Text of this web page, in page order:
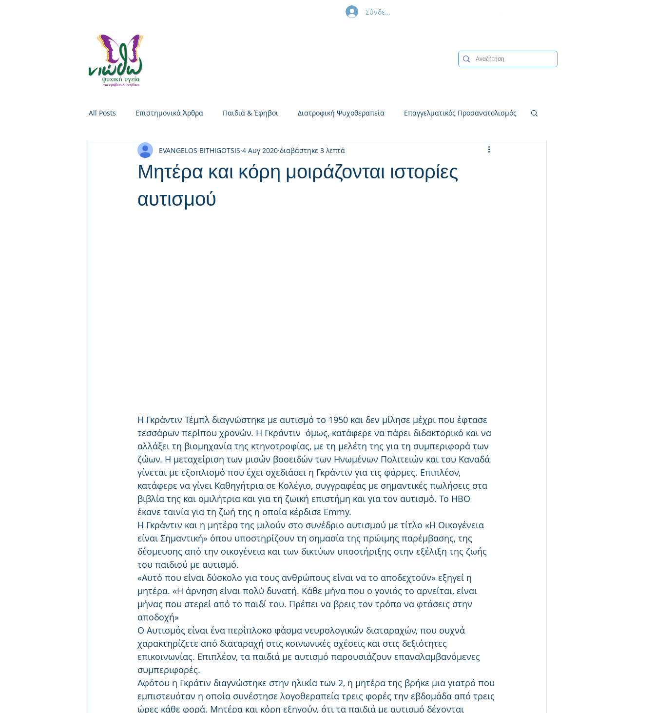
Σύνδεση
All Posts Επιστημονικά Άρθρα Παιδιά & Έφηβοι Διατροφική Ψυχοθεραπεία Επαγγελματικός Προσανατολισμός
Ατομική Ψυχοθεραπεία Θεραπεία Ζεύγους
Μητέρα και κόρη μοιράζονται ιστορίες
αυτισμού
EVANGELOS BITHIGOTSIS 4 Αυγ 2020 διαβάστηκε 3 λεπτά
Η Γκράντιν Τέμπλ διαγνώστηκε με αυτισμό το 1950 και δεν μίλησε μέχρι που έφτασε
τεσσάρων περίπου χρονών. Η Γκράντιν  όμως, κατάφερε να πάρει διδακτορικό και να
αλλάξει τη βιομηχανία της κτηνοτροφίας, με τη μελέτη της για τη συμπεριφορά των
ζώων. Η μεταχείριση των μισών βοοειδών των Ηνωμένων Πολιτειών και του Καναδά
γίνεται με εξοπλισμό που έχει σχεδιάσει η Γκράντιν για τις φάρμες. Επιπλέον,
κατάφερε να γίνει Καθηγήτρια σε Κολέγιο, συγγραφέας με σημαντικές πωλήσεις στα
βιβλία της και ομιλήτρια και για τη ζωική επιστήμη και για τον αυτισμό. Το HBO
έκανε ταινία για τη ζωή της η οποία κέρδισε Emmy.
Η Γκράντιν και η μητέρα της μιλούν στο συνέδριο αυτισμού με τίτλο «Η Οικογένεια
είναι Σημαντική» όπου υποστηρίζουν τη σημασία της πρώιμης παρέμβασης, της
δέσμευσης από την οικογένεια και των δικτύων υποστήριξης στην εξέλιξη της ζωής
του παιδιού με αυτισμό.
«Αυτό που είναι δύσκολο για τους ανθρώπους είναι να το αποδεχτούν» εξηγεί η
μητέρα. «Η άρνηση είναι πολύ δυνατή. Κάθε μήνα που ο γονιός το αρνείται, είναι
μήνας που στερεί από το παιδί του. Πρέπει να βρεις τον τρόπο να φτάσεις στην
αποδοχή»
Ο Αυτισμός είναι ένα περίπλοκο φάσμα νευρολογικών διαταραχών, που συχνά
χαρακτηρίζετε από διαταραχή στις κοινωνικές σχέσεις και στις δεξιότητες
επικοινωνίας. Επιπλέον, τα παιδιά με αυτισμό παρουσιάζουν επαναλαμβανόμενες
συμπεριφορές.
Αφότου η Γκράτιν διαγνώστηκε στην ηλικία των 2, η μητέρα της βρήκε μια γιατρό που
εμπιστευόταν η οποία συνέστησε λογοθεραπεία τρεις φορές την εβδομάδα από τρεις
ώρες κάθε φορά. Μητέρα και κόρη εξηγούν, ότι τα παιδιά με αυτισμό δέχονται